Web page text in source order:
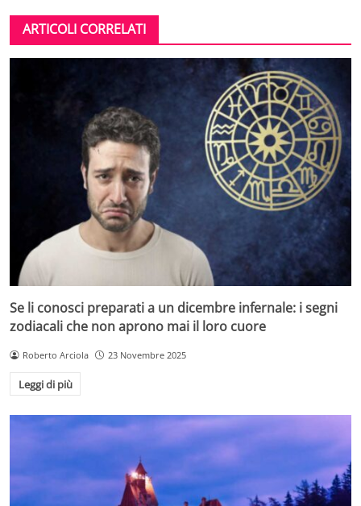
ARTICOLI CORRELATI
Se li conosci preparati a un dicembre infernale: i segni
zodiacali che non aprono mai il loro cuore
Roberto Arciola 23 Novembre 2025
Leggi di più